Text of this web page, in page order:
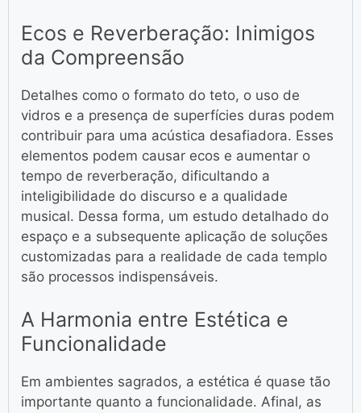
Ecos e Reverberação: Inimigos
da Compreensão
Detalhes como o formato do teto, o uso de
vidros e a presença de superfícies duras podem
contribuir para uma acústica desafiadora. Esses
elementos podem causar ecos e aumentar o
tempo de reverberação, dificultando a
inteligibilidade do discurso e a qualidade
musical. Dessa forma, um estudo detalhado do
espaço e a subsequente aplicação de soluções
customizadas para a realidade de cada templo
são processos indispensáveis.
A Harmonia entre Estética e
Funcionalidade
Em ambientes sagrados, a estética é quase tão
importante quanto a funcionalidade. Afinal, as